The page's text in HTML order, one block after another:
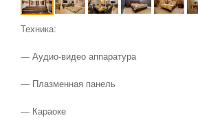
Техника:
— Аудио-видео аппаратура
— Плазменная панель
— Караоке